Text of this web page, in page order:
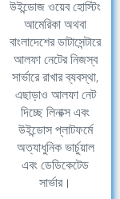
উইন্ডোজ ওয়েব হোস্টিং
আমেরিকা অথবা
বাংলাদেশের ডাটাসেন্টারে
আলফা নেটের নিজস্ব
সার্ভারে রাখার ব্যবস্থা,
এছাড়াও আলফা নেট
দিচ্ছে লিনাক্স এবং
উইন্ডোস প্লাটফর্মে
অত্যাধুনিক ভার্চুয়াল
এবং ডেডিকেটেড
সার্ভার।